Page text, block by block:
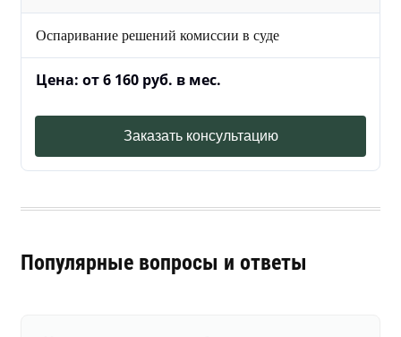
Оспаривание решений комиссии в суде
Цена: от 6 160 руб. в мес.
Заказать консультацию
Популярные вопросы и ответы